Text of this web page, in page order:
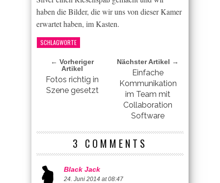
haben die Bilder, die wir uns von dieser Kamer
erwartet haben, im Kasten.
SCHLAGWORTE
← Vorheriger
Artikel
Fotos richtig in
Szene gesetzt
Nächster Artikel →
Einfache
Kommunikation
im Team mit
Collaboration
Software
3 COMMENTS
Black Jack
24. Juni 2014 at 08:47